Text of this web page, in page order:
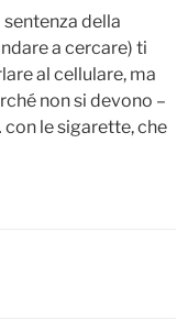
della
a cercare) ti
al cellulare, ma
non si devono –
le sigarette, che